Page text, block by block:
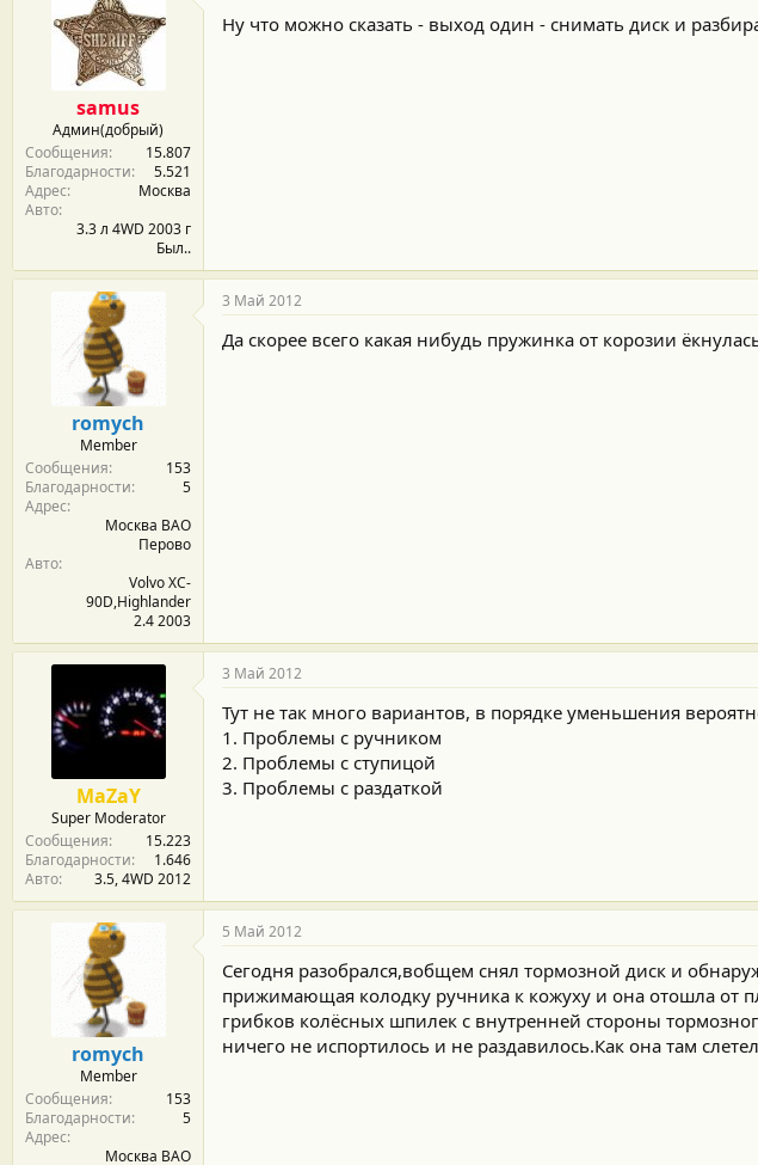
samus
Админ(добрый)
Сообщения
15.807
Благодарности
5.521
Адрес
Москва
Авто
3.3 л 4WD 2003 г
Был..
Ну что можно сказать - выход один - снимать диск и
romych
Member
Сообщения
153
Благодарности
5
Адрес
Москва ВАО
Перово
Авто
Volvo XC-
90D,Highlander
2.4 2003
3 Май 2012
Да скорее всего какая нибудь пружинка от корозии
MaZaY
Super Moderator
Сообщения
15.223
Благодарности
1.646
Авто
3.5, 4WD 2012
3 Май 2012
Тут не так много вариантов, в порядке уменьшения
1. Проблемы с ручником
2. Проблемы с ступицой
3. Проблемы с раздаткой
romych
Member
Сообщения
153
Благодарности
5
Адрес
Москва ВАО
5 Май 2012
Сегодня разобрался,вобщем снял тормозной диск и
прижимающая колодку ручника к кожуху и она отошла от
грибков колёсных шпилек с внутренней стороны
ничего не испортилось и не раздавилось.Как она там